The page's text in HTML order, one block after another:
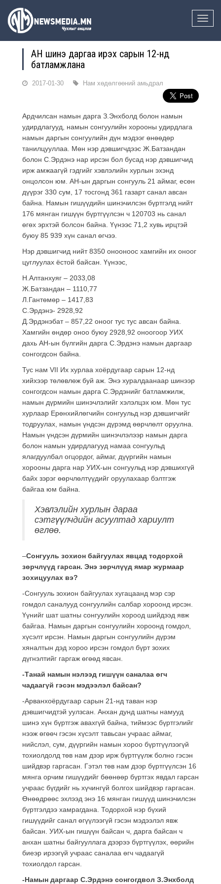
Toggle
АН шинэ даргаа ирэх сарын 12-нд
батламжлана
2017-01-30 Нам хөдөлгөөний амьдрал
Ардчилсан намын дарга З.Энхболд болон намын
удирдлагууд, намын сонгуулийн хорооны удирдлага
намын даргын сонгуулийн дүн мэдээг өнөөдөр
танилцууллаа. Мөн нэр дэвшигчдээс Ж.Батзандан
болон С.Эрдэнэ нар ирсэн бол бусад нэр дэвшигчид
ирж амжаагүй гэдгийг хэвлэлийн хурлын эхэнд
онцолсон юм. АН-ын даргын сонгууль 21 аймаг, есөн
дүүрэг 330 сум, 17 тосгонд 361 газарт санал авсан
байна. Намын гишүүдийн шинэчилсэн бүртгэлд нийт
176 мянган гишүүн бүртгүүлсэн ч 120703 нь санал
өгөх эрхтэй болсон байна. Үүнээс 71,2 хувь ирцтэй
буюу 85 939 хүн санал өгчээ.
Нэр дэвшигчид нийт 8350 онооноос хамгийн их оноог
цуглуулах ёстой байсан. Үүнээс,
Н.Алтанхуяг – 2033,08
Ж.Батзандан – 1110,77
Л.Гантөмөр – 1417,83
С.Эрдэнэ- 2928,92
Д.Эрдэнэбат – 857,22 оноог тус тус авсан байна.
Хамгийн өндөр оноо буюу 2928,92 оноогоор УИХ
дахь АН-ын бүлгийн дарга С.Эрдэнэ намын даргаар
сонгогдсон байна.
Тус нам VII Их хурлаа хоёрдугаар сарын 12-нд
хийхээр төлөвлөж буй аж. Энэ хуралдаанаар шинээр
сонгогдсон намын дарга С.Эрдэнийг батламжилж,
намын дүрмийн шинэчлэлийг хэлэлцэх юм. Мөн тус
хурлаар Ерөнхийлөгчийн сонгуульд нэр дэвшигчийг
тодруулах, намын үндсэн дүрэмд өөрчлөлт оруулна.
Намын үндсэн дүрмийн шинэчлэлээр намын дарга
болон намын удирдлагууд намаа сонгуульд
ялагдуулбал огцордог, аймаг, дүүргийн намын
хорооны дарга нар УИХ-ын сонгуульд нэр дэвшихгүй
байх зэрэг өөрчлөлтүүдийг оруулахаар бэлтгэж
байгаа юм байна.
Хэвлэлийн хурлын дараа
сэтгүүлчдийн асуултад хариулт
өглөө.
–Сонгууль зохион байгуулах явцад тодорхой
зөрчлүүд гарсан. Энэ зөрчлүүд ямар журмаар
зохицуулах вэ?
-Сонгууль зохион байгуулах хугацаанд мэр сэр
гомдол саналууд сонгуулийн салбар хороонд ирсэн.
Үүнийг шат шатны сонгуулийн хороод шийдээд явж
байгаа. Намын даргын сонгуулийн хороонд гомдол,
хүсэлт ирсэн. Намын даргын сонгуулийн дүрэм
хяналтын дэд хороо ирсэн гомдол бүрт зохих
дүгнэлтийг гаргаж өгөөд явсан.
-Танай намын нэлээд гишүүн саналаа өгч
чадаагүй гэсэн мэдээлэл байсан?
-Арванхоёрдугаар сарын 21-нд таван нэр
дэвшигчидтэй уулзсан. Анхан дунд шатны намууд
шинэ хүн бүртгэж авахгүй байна, тиймээс бүртгэлийг
нээж өгөөч гэсэн хүсэлт тавьсан учраас аймаг,
нийслэл, сум, дүүргийн намын хороо бүртгүүлээгүй
тохиолдолд төв нам дээр ирж бүртгүүлж болно гэсэн
шийдвэр гаргасан. Гэтэл төв нам дээр бүртгүүлсэн 16
мянга орчим гишүүдийг бөөнөөр бүртгэх явдал гарсан
учраас бүгдийг нь хүчингүй болгох шийдвэр гаргасан.
Өнөөдрөөс эхлээд энэ 16 мянган гишүүд шинэчилсэн
бүртгэлдээ хамрагдана. Тодорхой нэр бүхий
гишүүдийг санал өгүүлээгүй гэсэн мэдээлэл явж
байсан. УИХ-ын гишүүн байсан ч, дарга байсан ч
анхан шатны байгууллага дээрээ бүртгүүлэх, өөрийн
биеэр ирээгүй учраас саналаа өгч чадаагүй
тохиолдол гарсан.
-Намын даргаар С.Эрдэнэ сонгогдвол З.Энхболд